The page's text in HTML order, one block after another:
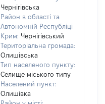
Чернігівська
Район в області та
Автономній Республіці
Крим: Чернігівський
Територіальна громада:
Олишівська
Тип населеного пункту:
Селище міського типу
Населений пункт:
Олишівка